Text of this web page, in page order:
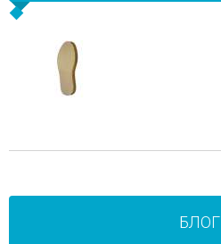
БЛОГ